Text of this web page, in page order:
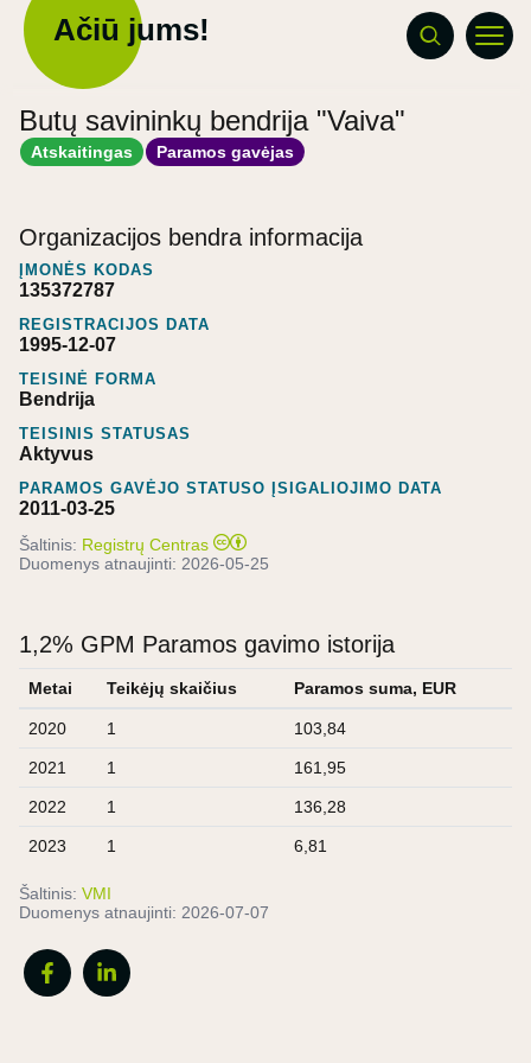
Ačiū jums!
Butų savininkų bendrija "Vaiva"
Atskaitingas Paramos gavėjas
Organizacijos bendra informacija
ĮMONĖS KODAS
135372787
REGISTRACIJOS DATA
1995-12-07
TEISINĖ FORMA
Bendrija
TEISINIS STATUSAS
Aktyvus
PARAMOS GAVĖJO STATUSO ĮSIGALIOJIMO DATA
2011-03-25
Šaltinis: Registrų Centras
Duomenys atnaujinti: 2026-05-25
1,2% GPM Paramos gavimo istorija
Metai Teikėjų skaičius Paramos suma, EUR
2020 1 103,84
2021 1 161,95
2022 1 136,28
2023 1 6,81
Šaltinis: VMI
Duomenys atnaujinti: 2026-07-07